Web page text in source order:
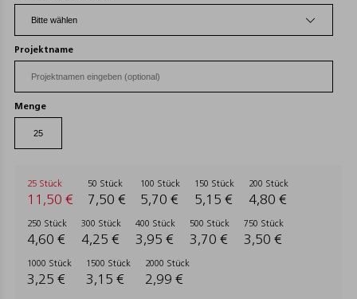
Projektname
Menge
25 Stück
11,50 €
50 Stück
7,50 €
100 Stück
5,70 €
150 Stück
5,15 €
200 Stück
4,80 €
250 Stück
4,60 €
300 Stück
4,25 €
400 Stück
3,95 €
500 Stück
3,70 €
750 Stück
3,50 €
1000 Stück
3,25 €
1500 Stück
3,15 €
2000 Stück
2,99 €